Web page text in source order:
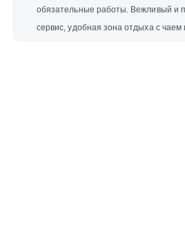
обязательные работы. Вежливый и
сервис, удобная зона отдыха с чаем